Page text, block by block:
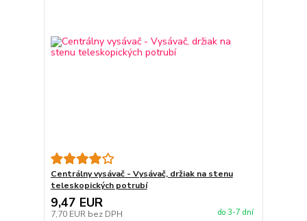
Centrálny vysávač - Vysávač, držiak na stenu
teleskopických potrubí
9,47 EUR
7,70 EUR bez DPH do 3-7 dní